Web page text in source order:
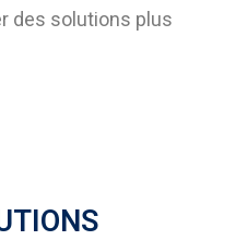
des solutions plus